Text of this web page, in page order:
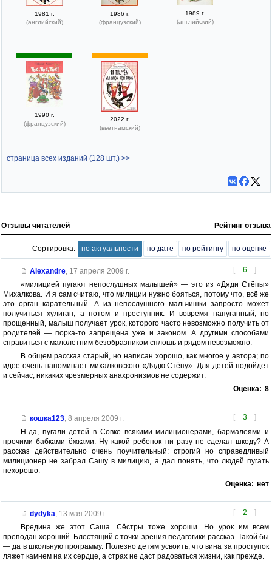
1981 г.
(английский)
1986 г.
(французский)
1989 г.
(английский)
1990 г.
(французский)
2022 г.
(вьетнамский)
страница всех изданий (128 шт.) >>
Отзывы читателей Рейтинг отзыва
Сортировка: по актуальности по дате по рейтингу по оценке
[ 6 ]
Alexandre, 17 апреля 2009 г.
«милицией пугают непослушных малышей» — это из «Дяди Стёпы»
Михалкова. И я сам считаю, что милиции нужно бояться, потому что, всё же
это орган карательный. А из непослушного мальчишки запросто может
получиться хулиган, а потом и преступник. И вовремя напуганный, но
прощенный, малыш получает урок, которого часто невозможно получить от
родителей — порка-то запрещена уже и законом. А другими способами
справиться с малолетним безобразником сплошь и рядом невозможно.
В общем рассказ старый, но написан хорошо, как многое у автора; по
идее очень напоминает михалковского «Дядю Стёпу». Для детей подойдет
и сейчас, никаких чрезмерных анахронизмов не содержит.
Оценка: 8
[ 3 ]
кошка123, 8 апреля 2009 г.
Н-да, пугали детей в Совке всякими милиционерами, бармалеями и
прочими бабками ёжками. Ну какой ребенок ни разу не сделал шкоду? А
рассказ действительно очень поучительный: строгий но справедливый
милиционер не забрал Сашу в милицию, а дал понять, что людей пугать
нехорошо.
Оценка: нет
[ 2 ]
dydyka 13 мая 2009 г.
Вредина же этот Саша. Сёстры тоже хороши. Но урок им всем
преподан хороший. Блестящий с точки зрения педагогики рассказ. Такой бы
— да в школьную программу. Полезно детям усвоить, что вина за проступок
ляжет камнем на их сердце, а страх не даст радоваться жизни, как прежде.